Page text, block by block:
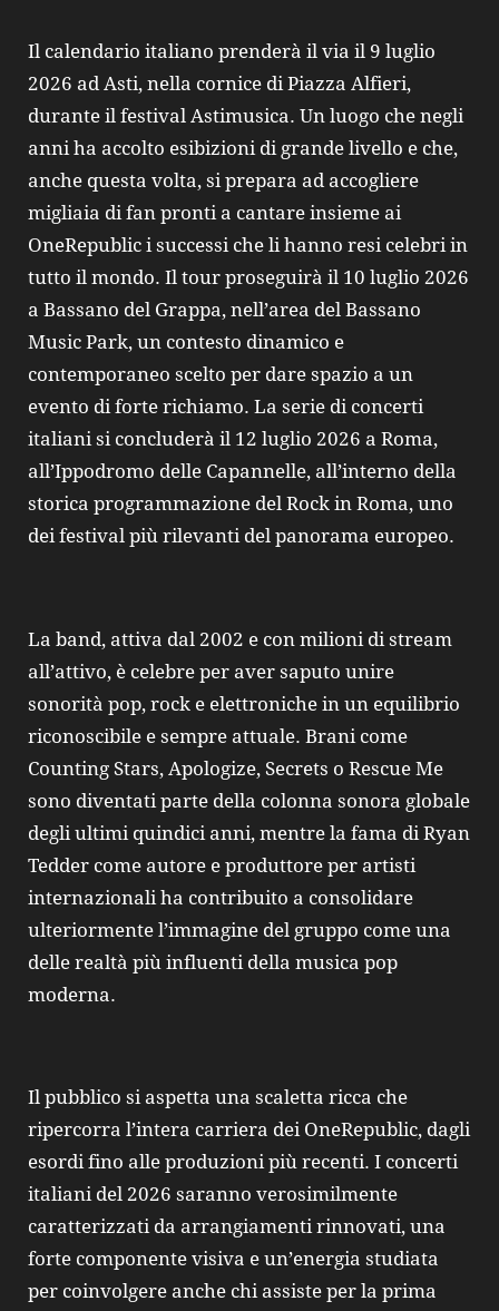
Il calendario italiano prenderà il via il 9 luglio
2026 ad Asti, nella cornice di Piazza Alfieri,
durante il festival Astimusica. Un luogo che negli
anni ha accolto esibizioni di grande livello e che,
anche questa volta, si prepara ad accogliere
migliaia di fan pronti a cantare insieme ai
OneRepublic i successi che li hanno resi celebri in
tutto il mondo. Il tour proseguirà il 10 luglio 2026
a Bassano del Grappa, nell’area del Bassano
Music Park, un contesto dinamico e
contemporaneo scelto per dare spazio a un
evento di forte richiamo. La serie di concerti
italiani si concluderà il 12 luglio 2026 a Roma,
all’Ippodromo delle Capannelle, all’interno della
storica programmazione del Rock in Roma, uno
dei festival più rilevanti del panorama europeo.
La band, attiva dal 2002 e con milioni di stream
all’attivo, è celebre per aver saputo unire
sonorità pop, rock e elettroniche in un equilibrio
riconoscibile e sempre attuale. Brani come
Counting Stars, Apologize, Secrets o Rescue Me
sono diventati parte della colonna sonora globale
degli ultimi quindici anni, mentre la fama di Ryan
Tedder come autore e produttore per artisti
internazionali ha contribuito a consolidare
ulteriormente l’immagine del gruppo come una
delle realtà più influenti della musica pop
moderna.
Il pubblico si aspetta una scaletta ricca che
ripercorra l’intera carriera dei OneRepublic, dagli
esordi fino alle produzioni più recenti. I concerti
italiani del 2026 saranno verosimilmente
caratterizzati da arrangiamenti rinnovati, una
forte componente visiva e un’energia studiata
per coinvolgere anche chi assiste per la prima